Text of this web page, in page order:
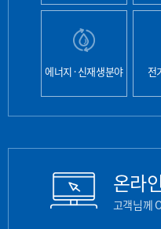
에너지·신재생분야 전
온라
고객님께